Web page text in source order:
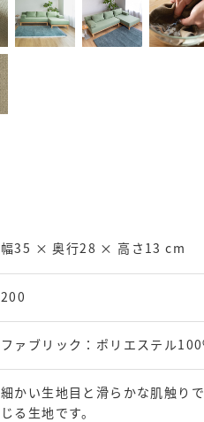
幅35 × 奥行28 × 高さ13 cm
200
ファブリック：ポリエステル
細かい生地目と滑らかな肌触り
じる生地です。